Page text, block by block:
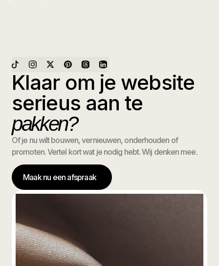
Klaar om je website
serieus aan te
pakken?
Of je nu wilt bouwen, vernieuwen, onderhouden of
promoten. Vertel kort wat je nodig hebt. Wij denken mee.
Maak nu een afspraak